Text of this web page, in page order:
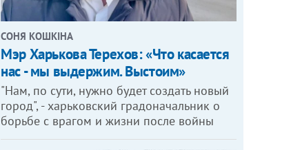
СОНЯ КОШКІНА
Мэр Харькова Терехов: «Что касается
нас - мы выдержим. Выстоим»
"Нам, по сути, нужно будет создать новый
город", - харьковский градоначальник о
борьбе с врагом и жизни после войны